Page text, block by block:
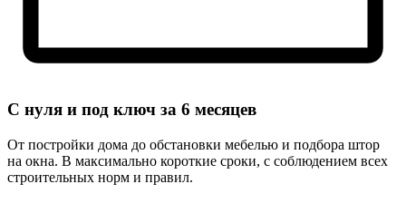
С нуля и под ключ за 6 месяцев
От постройки дома до обстановки мебелью и подбора штор
на окна. В максимально короткие сроки, с соблюдением всех
строительных норм и правил.